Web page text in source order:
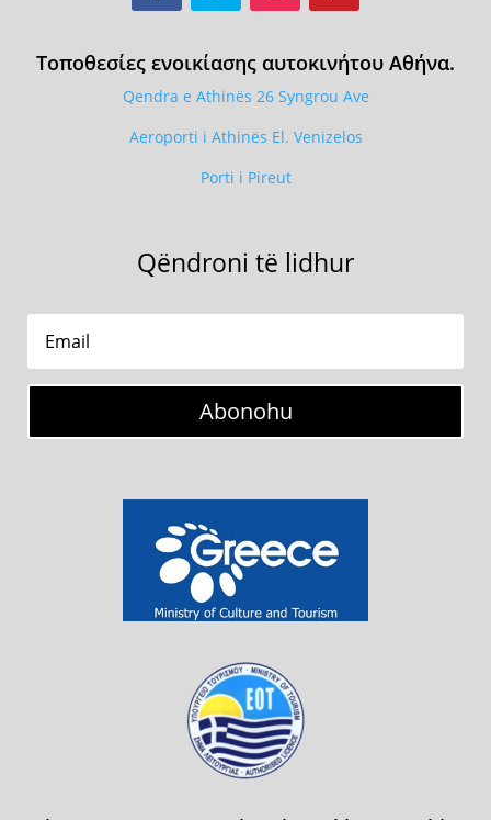
Τοποθεσίες ενοικίασης αυτοκινήτου Αθήνα.
Qendra e Athinës 26 Syngrou Ave
Aeroporti i Athinës El. Venizelos
Porti i Pireut
Qëndroni të lidhur
Abonohu